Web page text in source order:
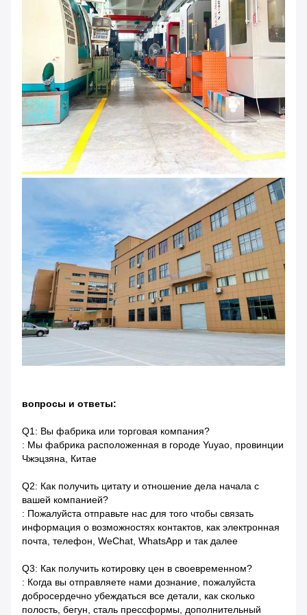
вопросы и ответы:
Q1: Вы фабрика или торговая компания?
: Мы фабрика расположенная в городе Yuyao, провинции
Чжэцзяна, Китае
Q2: Как получить цитату и отношение дела начала с
вашей компанией?
: Пожалуйста отправьте нас для того чтобы связать
информация о возможностях контактов, как электронная
почта, телефон, WeChat, WhatsApp и так далее
Q3: Как получить котировку цен в своевременном?
: Когда вы отправляете нами дознание, пожалуйста
добросердечно убеждаться все детали, как сколько
полость, бегун, сталь прессформы, дополнительный